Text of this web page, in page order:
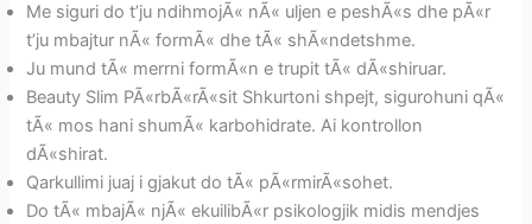
Me siguri do t’ju ndihmojÃ« nÃ« uljen e peshÃ«s dhe pÃ«r
t’ju mbajtur nÃ« formÃ« dhe tÃ« shÃ«ndetshme.
Ju mund tÃ« merrni formÃ«n e trupit tÃ« dÃ«shiruar.
Beauty Slim PÃ«rbÃ«rÃ«sit Shkurtoni shpejt, sigurohuni qÃ«
tÃ« mos hani shumÃ« karbohidrate. Ai kontrollon
dÃ«shirat.
Qarkullimi juaj i gjakut do tÃ« pÃ«rmirÃ«sohet.
Do tÃ« mbajÃ« njÃ« ekuilibÃ«r psikologjik midis mendjes